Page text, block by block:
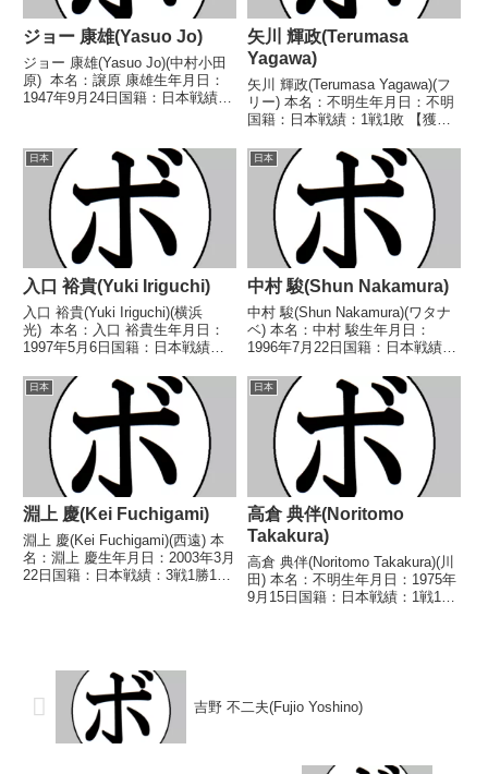
ジョー 康雄(Yasuo Jo)
ジョー 康雄(Yasuo Jo)(中村小田
原) 本名：譲原 康雄生年月日：
1947年9月24日国籍：日本戦績：
1967/03/12 △4R判定 (採点不
明) 木全 静夫(...
矢川 輝政(Terumasa
Yagawa)
矢川 輝政(Terumasa Yagawa)(フ
リー) 本名：不明生年月日：不明
国籍：日本戦績：1戦1敗 【獲得
2022/07/31 ●4R判定 0-2(37-
39、37-40、38-38) 松本 パッキ
ャオ(フリー...
日本
入口 裕貴(Yuki Iriguchi)
入口 裕貴(Yuki Iriguchi)(横浜
光) 本名：入口 裕貴生年月日：
1997年5月6日国籍：日本戦績：
イトル】なし 【戦歴】
2014/05/31 ○4R判定 3-0(39-
37、39-...
日本
中村 駿(Shun Nakamura)
中村 駿(Shun Nakamura)(ワタナ
ベ) 本名：中村 駿生年月日：
1996年7月22日国籍：日本戦績：
トル】なし 【戦歴】
2018/09/19 ○3RTKO 磯目 洸
輝(全日本パブリック)2...
日本
淵上 慶(Kei Fuchigami)
淵上 慶(Kei Fuchigami)(西遠) 本
名：淵上 慶生年月日：2003年3月
22日国籍：日本戦績：3戦1勝1敗
日本
高倉 典伴(Noritomo
Takakura)
高倉 典伴(Noritomo Takakura)(川
田) 本名：不明生年月日：1975年
9月15日国籍：日本戦績：1戦1
吉野 不二夫(Fujio Yoshino)